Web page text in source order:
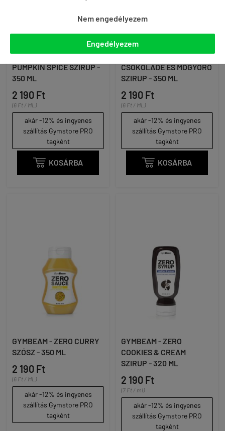
Nem engedélyezem
Engedélyezem
GYMBEAM - ZERO
PUMPKIN SPICE SZIRUP -
350 ML
2 190 Ft
(6 Ft / ML)
akár -12% és ingyenes
szállítás Gymstore PRO
tagként
 KOSÁRBA
GYMBEAM - ZERO
CSOKOLÁDÉ ÉS MOGYORÓ
SZIRUP - 350 ML
2 190 Ft
(6 Ft / ML)
akár -12% és ingyenes
szállítás Gymstore PRO
tagként
 KOSÁRBA
GYMBEAM - ZERO CURRY
SZÓSZ - 350 ML
2 190 Ft
(6 Ft / ML)
akár -12% és ingyenes
szállítás Gymstore PRO
tagként
GYMBEAM - ZERO
COOKIES & CREAM
SZIRUP - 320 ML
2 190 Ft
(7 Ft / ml)
akár -12% és ingyenes
szállítás Gymstore PRO
tagként